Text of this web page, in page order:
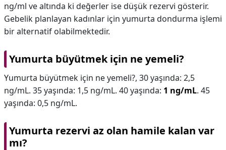
ng/ml ve altında ki değerler ise düşük rezervi gösterir.
Gebelik planlayan kadınlar için yumurta dondurma işlemi
bir alternatif olabilmektedir.
Yumurta büyütmek için ne yemeli?
Yumurta büyütmek için ne yemeli?, 30 yaşında: 2,5
ng/mL. 35 yaşında: 1,5 ng/mL. 40 yaşında: 1 ng/mL. 45
yaşında: 0,5 ng/mL.
Yumurta rezervi az olan hamile kalan var
mı?